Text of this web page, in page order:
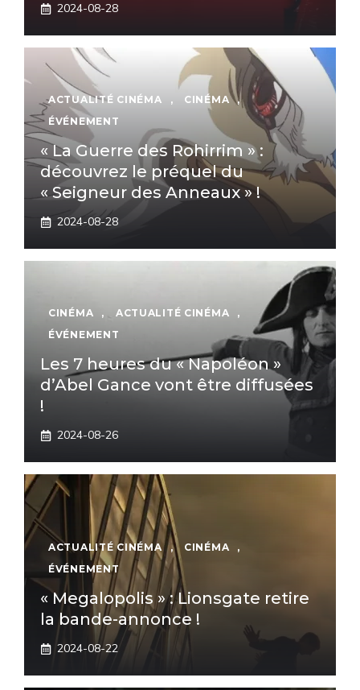
2024-08-28
ACTUALITÉ CINÉMA , CINÉMA
,
ÉVÉNEMENT
« La Guerre des Rohirrim » :
découvrez le préquel du
« Seigneur des Anneaux » !
2024-08-28
CINÉMA , ACTUALITÉ CINÉMA
,
ÉVÉNEMENT
Les 7 heures du « Napoléon »
d’Abel Gance vont être diffusées
!
2024-08-26
ACTUALITÉ CINÉMA , CINÉMA
,
ÉVÉNEMENT
« Megalopolis » : Lionsgate retire
la bande-annonce !
2024-08-22